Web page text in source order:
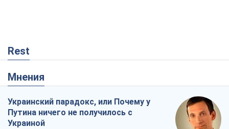
Rest
Мнения
Украинский парадокс, или Почему у
Путина ничего не получилось с
Украиной